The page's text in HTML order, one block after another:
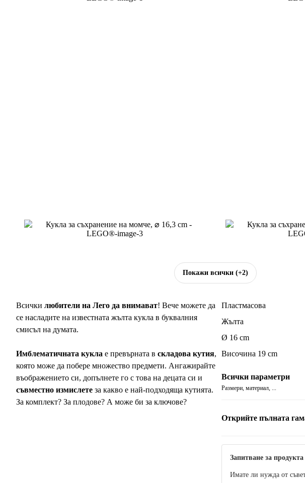
Покажи всички (+2)
Всички любители на Лего да внимават! Вече можете да
се насладите на известната жълта кукла в буквалния
смисъл на думата.
Имблематичната кукла е превърната в складова кутия,
която може да побере множество предмети. Ангажирайте
въображението си, допълнете го с това на децата си и
съвместно измислете за какво е най-подходяща кутията.
За комплект? За плодове? А може би за ключове?
Пластмасова
Жълта
Ø 16 cm
Височина 19 cm
Всички параметри
Размери, материал, ...
Открийте пълната
Запитване за продукта
Имате ли нужда от